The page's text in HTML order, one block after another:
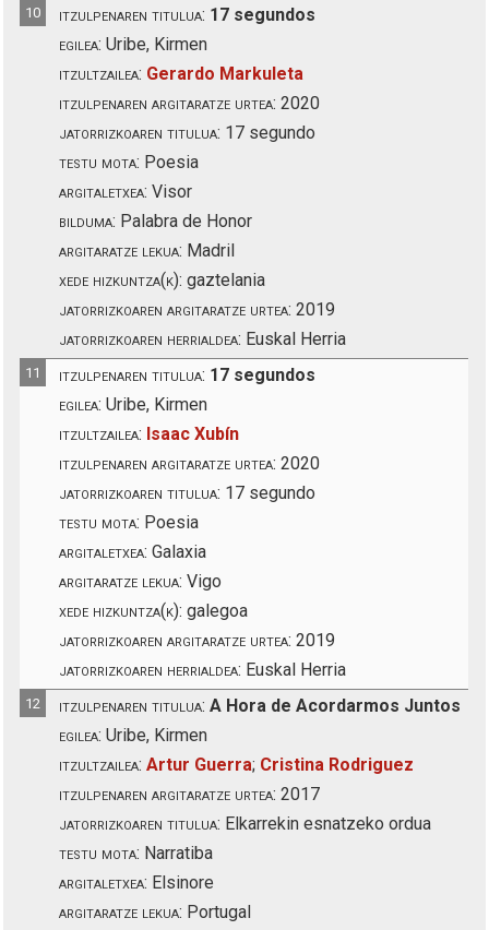
10 itzulpenaren titulua: 17 segundos
egilea: Uribe, Kirmen
itzultzailea: Gerardo Markuleta
itzulpenaren argitaratze urtea: 2020
jatorrizkoaren titulua: 17 segundo
testu mota: Poesia
argitaletxea: Visor
bilduma: Palabra de Honor
argitaratze lekua: Madril
xede hizkuntza(k): gaztelania
jatorrizkoaren argitaratze urtea: 2019
jatorrizkoaren herrialdea: Euskal Herria
11 itzulpenaren titulua: 17 segundos
egilea: Uribe, Kirmen
itzultzailea: Isaac Xubín
itzulpenaren argitaratze urtea: 2020
jatorrizkoaren titulua: 17 segundo
testu mota: Poesia
argitaletxea: Galaxia
argitaratze lekua: Vigo
xede hizkuntza(k): galegoa
jatorrizkoaren argitaratze urtea: 2019
jatorrizkoaren herrialdea: Euskal Herria
12 itzulpenaren titulua: A Hora de Acordarmos Juntos
egilea: Uribe, Kirmen
itzultzailea: Artur Guerra; Cristina Rodriguez
itzulpenaren argitaratze urtea: 2017
jatorrizkoaren titulua: Elkarrekin esnatzeko ordua
testu mota: Narratiba
argitaletxea: Elsinore
argitaratze lekua: Portugal